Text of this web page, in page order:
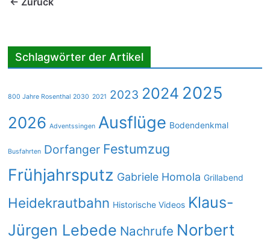
Schlagwörter der Artikel
800 Jahre Rosenthal 2030 2021 2023 2024 2025
2026 Adventssingen Ausflüge Bodendenkmal
Busfahrten Dorfanger Festumzug
Frühjahrsputz Gabriele Homola Grillabend
Heidekrautbahn Historische Videos Klaus-
Jürgen Lebede Nachrufe Norbert